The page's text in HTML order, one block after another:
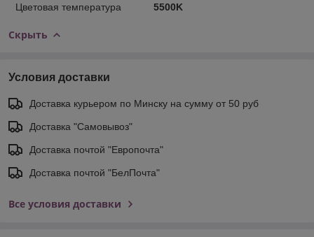
Цветовая температура
5500K
Скрыть
Условия доставки
Доставка курьером по Минску на сумму от 50 руб
Доставка "Самовывоз"
Доставка почтой "Европочта"
Доставка почтой "БелПочта"
Все условия доставки